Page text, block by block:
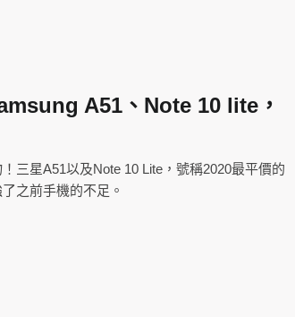
A51、Note 10 lite，
三星A51以及Note 10 Lite，號稱2020最平價的
之前手機的不足。